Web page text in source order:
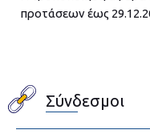
προτάσεων έως
Σύνδεσμοι